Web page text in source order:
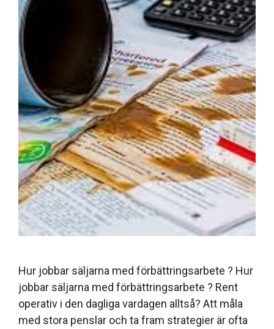
Hur jobbar säljarna med förbättringsarbete ? Hur
jobbar säljarna med förbättringsarbete ? Rent
operativ i den dagliga vardagen alltså? Att måla
med stora penslar och ta fram strategier är ofta